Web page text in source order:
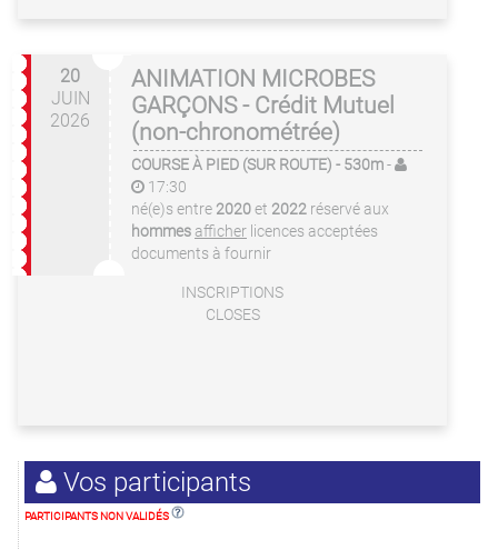
20
JUIN
2026
ANIMATION MICROBES
GARÇONS - Crédit Mutuel
(non-chronométrée)
COURSE À PIED (SUR ROUTE) - 530m-
17:30
né(e)s entre 2020et 2022 réservé aux
hommesafficher licences acceptées
documents à fournir
INSCRIPTIONS
CLOSES
Vos participants
PARTICIPANTS NON VALIDÉS